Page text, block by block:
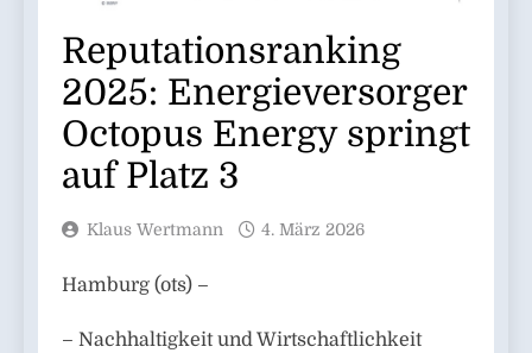
Reputationsranking
2025: Energieversorger
Octopus Energy springt
auf Platz 3
Klaus Wertmann 4. März 2026
Hamburg (ots) –
– Nachhaltigkeit und Wirtschaftlichkeit